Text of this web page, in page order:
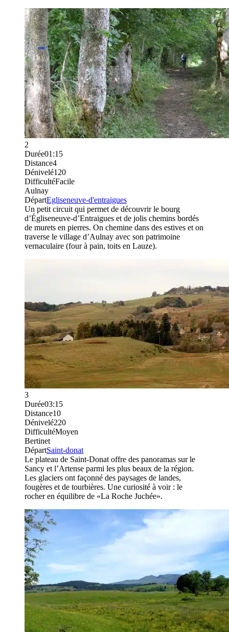
2
Durée01:15
Distance4
Dénivelé120
DifficultéFacile
Aulnay
DépartEgliseneuve-d'entraigues
Un petit circuit qui permet de découvrir le bourg
d’Égliseneuve-d’Entraigues et de jolis chemins bordés
de murets en pierres. On chemine dans des estives et on
traverse le village d’Aulnay avec son patrimoine
vernaculaire (four à pain, toits en Lauze).
3
Durée03:15
Distance10
Dénivelé220
DifficultéMoyen
Bertinet
DépartSaint-donat
Le plateau de Saint-Donat offre des panoramas sur le
Sancy et l’Artense parmi les plus beaux de la région.
Les glaciers ont façonné des paysages de landes,
fougères et de tourbières. Une curiosité à voir : le
rocher en équilibre de «La Roche Juchée».